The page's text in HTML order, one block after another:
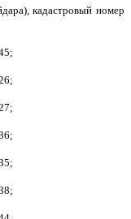
кадастровый номер